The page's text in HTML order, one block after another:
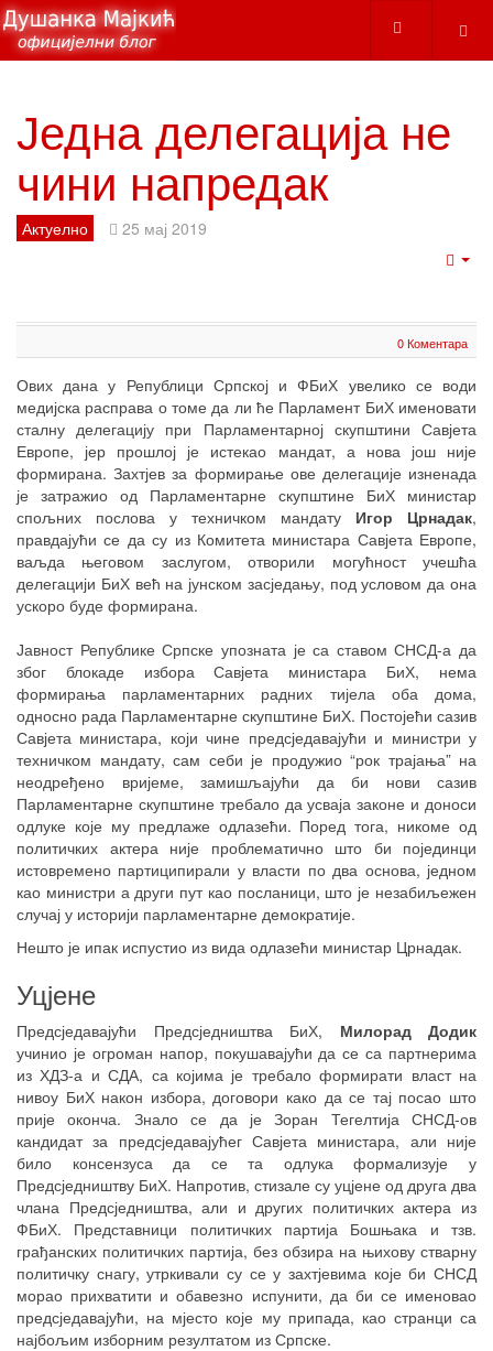
Једна делегација не
чини напредак
Актуелно 25 мај 2019
0 Коментара
Ових дана у Републици Српској и ФБиХ увелико се води
медијска расправа о томе да ли ће Парламент БиХ именовати
сталну делегацију при Парламентарној скупштини Савјета
Европе, јер прошлој је истекао мандат, а нова још није
формирана. Захтјев за формирање ове делегације изненада
је затражио од Парламентарне скупштине БиХ министар
спољних послова у техничком мандату Игор Црнадак,
правдајући се да су из Комитета министара Савјета Европе,
ваљда његовом заслугом, отворили могућност учешћа
делегацији БиХ већ на јунском засједању, под условом да она
ускоро буде формирана.
Јавност Републике Српске упозната је са ставом СНСД-а да
због блокаде избора Савјета министара БиХ, нема
формирања парламентарних радних тијела оба дома,
односно рада Парламентарне скупштине БиХ. Постојећи сазив
Савјета министара, који чине предсједавајући и министри у
техничком мандату, сам себи је продужио “рок трајања” на
неодређено вријеме, замишљајући да би нови сазив
Парламентарне скупштине требало да усваја законе и доноси
одлуке које му предлаже одлазећи. Поред тога, никоме од
политичких актера није проблематично што би појединци
истовремено партиципирали у власти по два основа, једном
као министри а други пут као посланици, што је незабиљежен
случај у историји парламентарне демократије.
Нешто је ипак испустио из вида одлазећи министар Црнадак.
Уцјене
Предсједавајући Предсједништва БиХ, Милорад Додик
учинио је огроман напор, покушавајући да се са партнерима
из ХДЗ-а и СДА, са којима је требало формирати власт на
нивоу БиХ након избора, договори како да се тај посао што
прије оконча. Знало се да је Зоран Тегелтија СНСД-ов
кандидат за предсједавајућег Савјета министара, али није
било консензуса да се та одлука формализује у
Предсједништву БиХ. Напротив, стизале су уцјене од друга два
члана Предсједништва, али и других политичких актера из
ФБиХ. Представници политичких партија Бошњака и тзв.
грађанских политичких партија, без обзира на њихову стварну
политичку снагу, утркивали су се у захтјевима које би СНСД
морао прихватити и обавезно испунити, да би се именовао
предсједавајући, на мјесто које му припада, као странци са
најбољим изборним резултатом из Српске.